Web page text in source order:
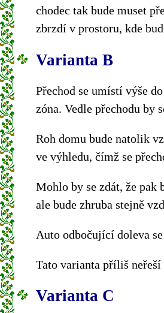
chodec tak bude muset
zbrzdí v prostoru, kde
Varianta B
Přechod se umístí výše
zóna. Vedle přechodu by
Roh domu bude natolik
ve výhledu, čímž se
Mohlo by se zdát, že pak
ale bude zhruba stejně
Auto odbočující doleva
Tato varianta příliš
Varianta C